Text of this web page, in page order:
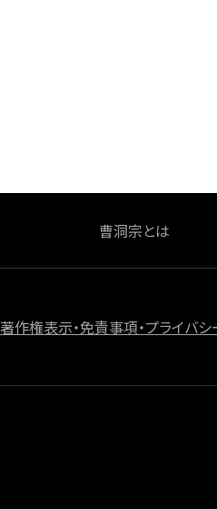
曹洞宗とは
著作権表示・免責事項・プライバシ